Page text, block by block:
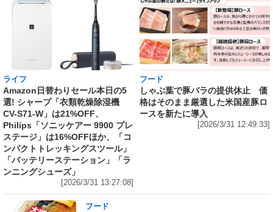
ライフ
Amazon日替わりセール本日の5
選! シャープ「衣類乾燥除湿機
CV-S71-W」は21%OFF、
Philips「ソニッケアー 9900 プレ
ステージ」は16%OFFほか、「コ
ンパクトトレッキングスツール」
「バッテリーステーション」「ラ
ンニングシューズ」
[2026/3/31 13:27:08]
フード
しゃぶ葉で豚バラの提供休止 価
格はそのまま厳選した米国産豚ロ
ースを新たに導入
[2026/3/31 12:49:33]
フード